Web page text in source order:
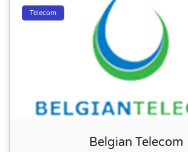
Telecom
Belgian Telecom